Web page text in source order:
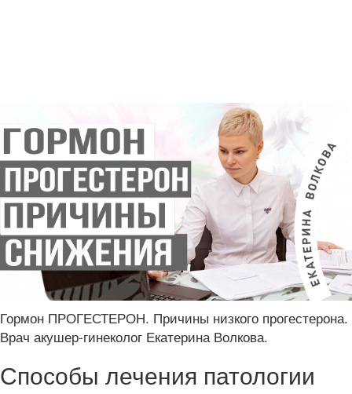
Гормон ПРОГЕСТЕРОН. Причины низкого прогестерона.
Врач акушер-гинеколог Екатерина Волкова.
Способы лечения патологии